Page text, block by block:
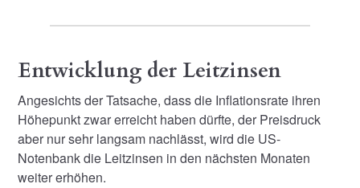
Entwicklung der Leitzinsen
Angesichts der Tatsache, dass die Inflationsrate ihren
Höhepunkt zwar erreicht haben dürfte, der Preisdruck
aber nur sehr langsam nachlässt, wird die US-
Notenbank die Leitzinsen in den nächsten Monaten
weiter erhöhen.